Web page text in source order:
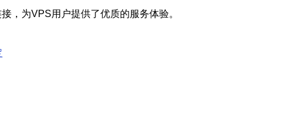
，为VPS用户提供了优质的服务体验。